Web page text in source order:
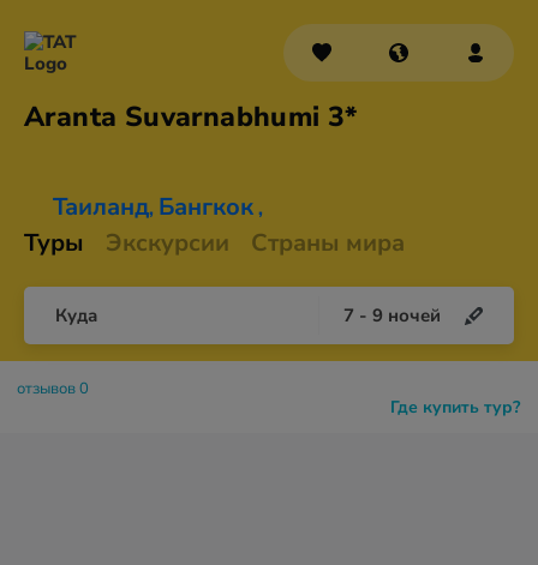
Aranta Suvarnabhumi 3*
Таиланд, Бангкок ,
Туры Экскурсии Страны мира
Куда 7 - 9 ночей
Где купить тур?
отзывов 0